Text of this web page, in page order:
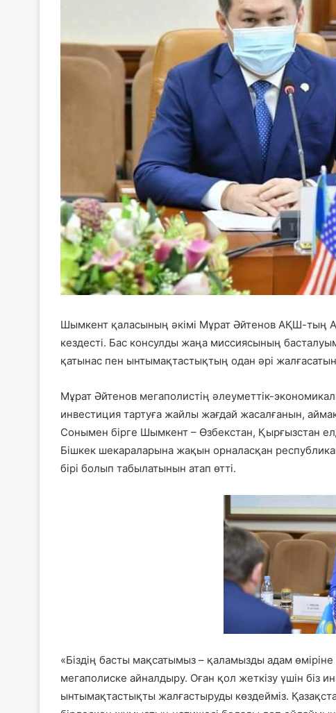
Шымкент қаласының әкімі Мұрат Әйтенов АҚШ-тың
кездесті. Бас консулды жаңа миссиясының
қатынас пен ынтымақтастықтың одан әрі
Мұрат Әйтенов мегаполистің әлеуметтік-
инвестиция тартуға жайлы жағдай жасалғанын,
Сонымен бірге Шымкент – Өзбекстан, Қырғызстан
Бішкек шекараларына жақын орналасқан
бірі болып табылатынын атап өтті.
«Біздің басты мақсатымыз – қаламызды адам
мегаполиске айналдыру. Оған қол жеткізу үшін біз
ынтымақтастықты жалғастыруды көздейміз.